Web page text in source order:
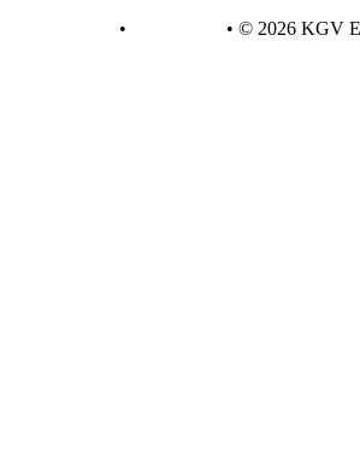
• • © 2026 KGV